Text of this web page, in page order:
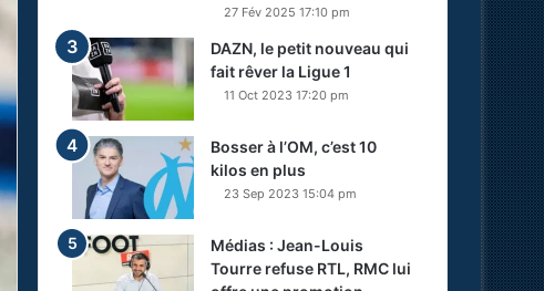
27 Fév 2025 17:10 pm
DAZN, le petit nouveau qui
fait rêver la Ligue 1
11 Oct 2023 17:20 pm
Bosser à l’OM, c’est 10
kilos en plus
23 Sep 2023 15:04 pm
Médias : Jean-Louis
Tourre refuse RTL, RMC lui